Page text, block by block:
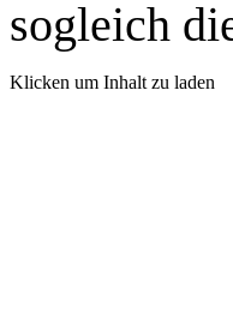
sogleich
Klicken um Inhalt zu laden